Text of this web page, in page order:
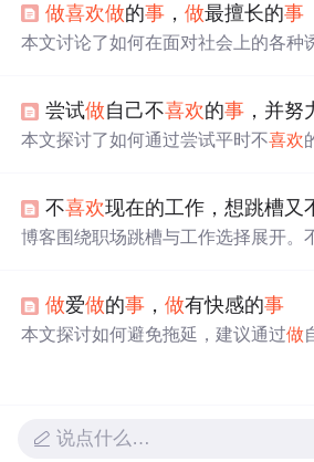
冒险，接受失败，因为这些挫折和努
他还分享了从Merrimack College毕业
生们走出舒适区，面对挑战，活出自
但长远来看会带来回报的事。
做喜欢做的事 ，做最擅长的事
本文讨论了如何在面对社会上的各种
力。尝试做自己不喜欢的事 ，并努
本文探讨了如何通过尝试平时不喜欢
不喜欢现在的工作，想跳槽又
博客围绕职场跳槽与工作选择展开。
作本身的问题，可通过反问自己、写
空来解决。
做爱做的事 ，做有快感的事
本文探讨如何避免拖延，建议通过做
或反馈的 事
情，可以降低拖延的可
外部目标（如奖金、评价）往往导
说点什么…